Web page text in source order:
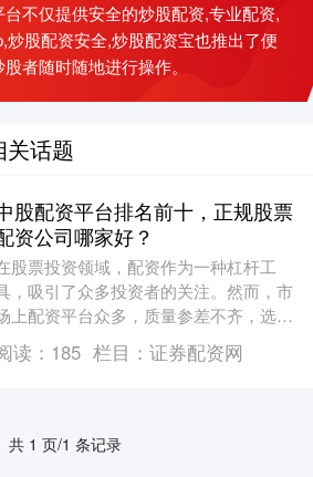
不仅提供安全的炒股配资,专业配资,
炒股配资安全,炒股配资宝也推出了便
者随时随地进行操作。
关话题
股配资平台排名前十，正规股票
资公司哪家好？
股票投资领域，配资作为一种杠杆工
，吸引了众多投资者的关注。然而，市
上配资平台众多，质量参差不齐，选择
家正规可靠的股票配资公司至关重要。
文将为您解析当前....
读： 185 栏目： 证券配资网
共 1 页/1 条记录